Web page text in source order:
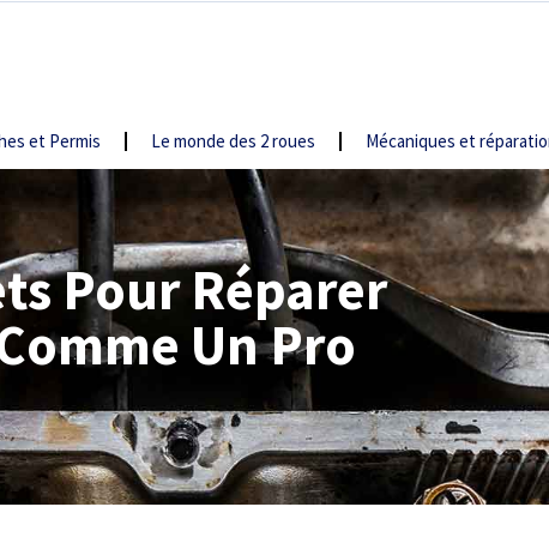
et Permis Le monde des 2 roues Mécaniques et
Pour Réparer
Un Pro